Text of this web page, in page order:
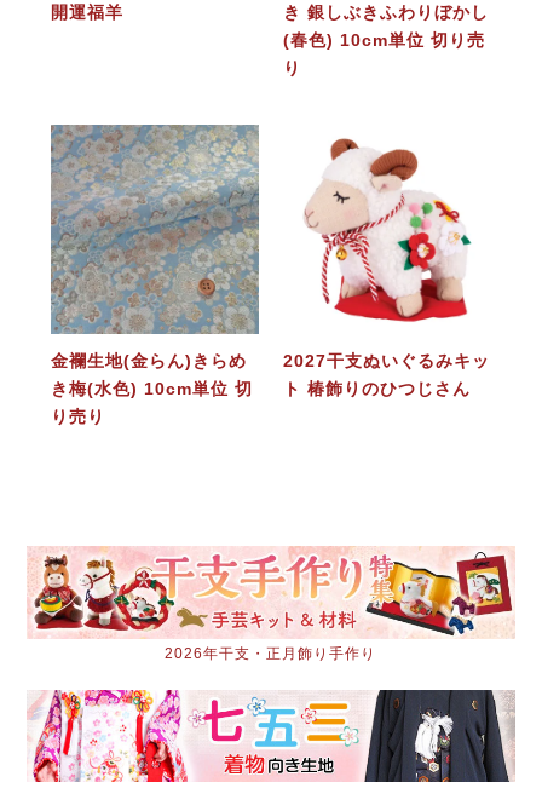
開運福羊
き 銀しぶきふわりぼかし
(春色) 10cm単位 切り売
り
金襴生地(金らん)きらめ
き梅(水色) 10cm単位 切
り売り
2027干支ぬいぐるみキッ
ト 椿飾りのひつじさん
2026年干支・正月飾り手作り